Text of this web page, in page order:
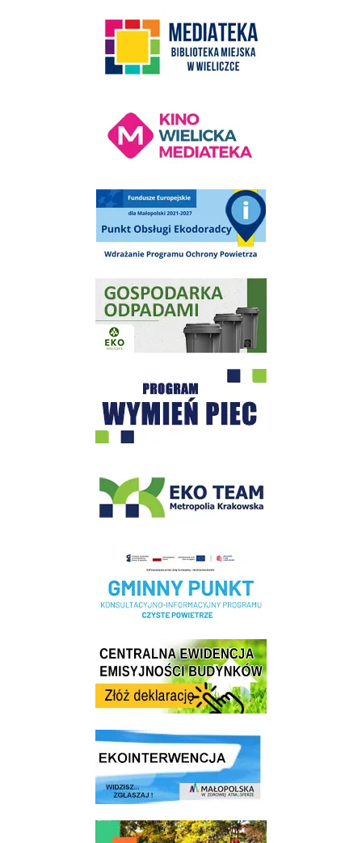
Punkt Obsługi Ekodoradcy Wieliczka
Gospodarka odpadami na terenie Miasta i Gminy Wieliczka
Program "Czyste Powietrze" - Wieliczka
Realizacja Programu Czyste Powietrze w Gminie Wieliczka
Centrala Ewidencja Emisyjności Budynków - złóż deklarację
link do strony ekointerwencja dot.- powietrza
link do strony - Wielicki Budżet Obywatelski